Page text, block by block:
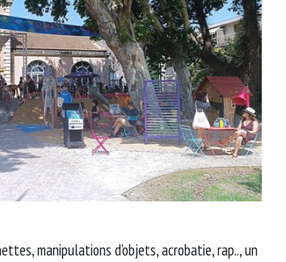
manipulations d’objets, acrobatie, rap.., un